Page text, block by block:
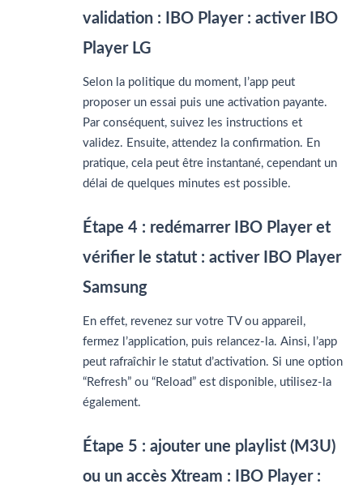
validation : IBO Player : activer IBO
Player LG
Selon la politique du moment, l’app peut
proposer un essai puis une activation payante.
Par conséquent, suivez les instructions et
validez. Ensuite, attendez la confirmation. En
pratique, cela peut être instantané, cependant un
délai de quelques minutes est possible.
Étape 4 : redémarrer IBO Player et
vérifier le statut : activer IBO Player
Samsung
En effet, revenez sur votre TV ou appareil,
fermez l’application, puis relancez-la. Ainsi, l’app
peut rafraîchir le statut d’activation. Si une option
“Refresh” ou “Reload” est disponible, utilisez-la
également.
Étape 5 : ajouter une playlist (M3U)
ou un accès Xtream : IBO Player :